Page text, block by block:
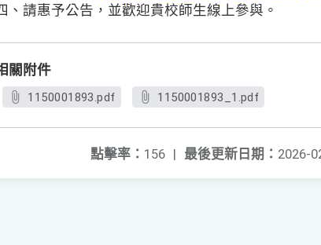
、請惠予公告，並歡迎貴校師生線上參與。
關附件
1150001893.pdf 1150001893_1.pdf
最後更新日期： 2026-
點擊率： 156 |